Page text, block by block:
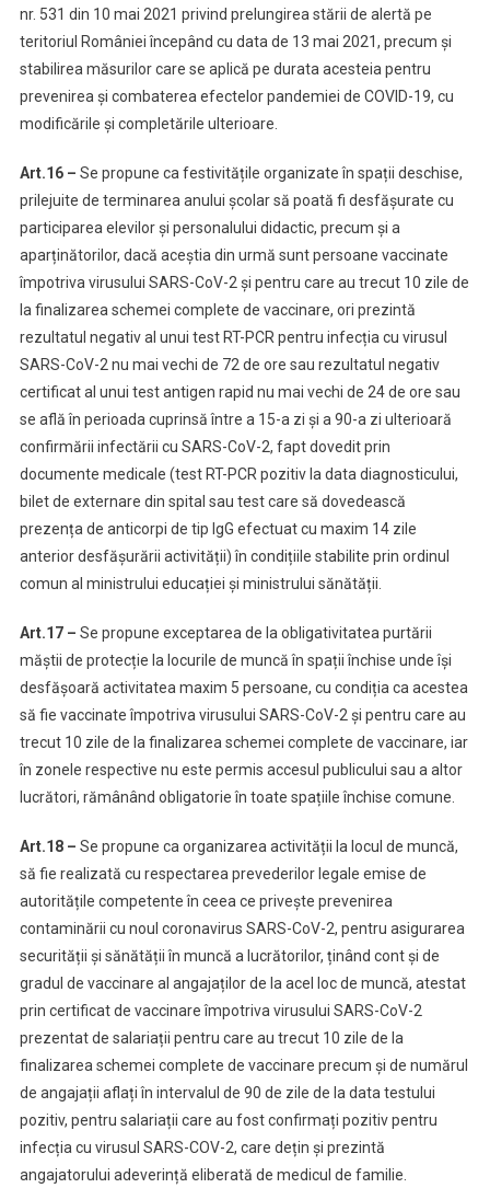
nr. 531 din 10 mai 2021 privind prelungirea stării de alertă pe
teritoriul României începând cu data de 13 mai 2021, precum și
stabilirea măsurilor care se aplică pe durata acesteia pentru
prevenirea și combaterea efectelor pandemiei de COVID-19, cu
modificările și completările ulterioare.
Art.16 – Se propune ca festivitățile organizate în spații deschise,
prilejuite de terminarea anului școlar să poată fi desfășurate cu
participarea elevilor și personalului didactic, precum și a
aparținătorilor, dacă aceștia din urmă sunt persoane vaccinate
împotriva virusului SARS-CoV-2 și pentru care au trecut 10 zile de
la finalizarea schemei complete de vaccinare, ori prezintă
rezultatul negativ al unui test RT-PCR pentru infecția cu virusul
SARS-CoV-2 nu mai vechi de 72 de ore sau rezultatul negativ
certificat al unui test antigen rapid nu mai vechi de 24 de ore sau
se află în perioada cuprinsă între a 15-a zi și a 90-a zi ulterioară
confirmării infectării cu SARS-CoV-2, fapt dovedit prin
documente medicale (test RT-PCR pozitiv la data diagnosticului,
bilet de externare din spital sau test care să dovedească
prezența de anticorpi de tip IgG efectuat cu maxim 14 zile
anterior desfășurării activității) în condițiile stabilite prin ordinul
comun al ministrului educației și ministrului sănătății.
Art.17 – Se propune exceptarea de la obligativitatea purtării
măștii de protecție la locurile de muncă în spații închise unde își
desfășoară activitatea maxim 5 persoane, cu condiția ca acestea
să fie vaccinate împotriva virusului SARS-CoV-2 și pentru care au
trecut 10 zile de la finalizarea schemei complete de vaccinare, iar
în zonele respective nu este permis accesul publicului sau a altor
lucrători, rămânând obligatorie în toate spațiile închise comune.
Art.18 – Se propune ca organizarea activității la locul de muncă,
să fie realizată cu respectarea prevederilor legale emise de
autoritățile competente în ceea ce privește prevenirea
contaminării cu noul coronavirus SARS-CoV-2, pentru asigurarea
securității și sănătății în muncă a lucrătorilor, ținând cont și de
gradul de vaccinare al angajaților de la acel loc de muncă, atestat
prin certificat de vaccinare împotriva virusului SARS-CoV-2
prezentat de salariații pentru care au trecut 10 zile de la
finalizarea schemei complete de vaccinare precum și de numărul
de angajații aflați în intervalul de 90 de zile de la data testului
pozitiv, pentru salariații care au fost confirmați pozitiv pentru
infecția cu virusul SARS-COV-2, care dețin și prezintă
angajatorului adeverință eliberată de medicul de familie.